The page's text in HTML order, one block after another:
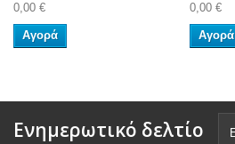
0,00 €
Αγορά
0,00 €
Αγορά
Ενημερωτικό δελτίο